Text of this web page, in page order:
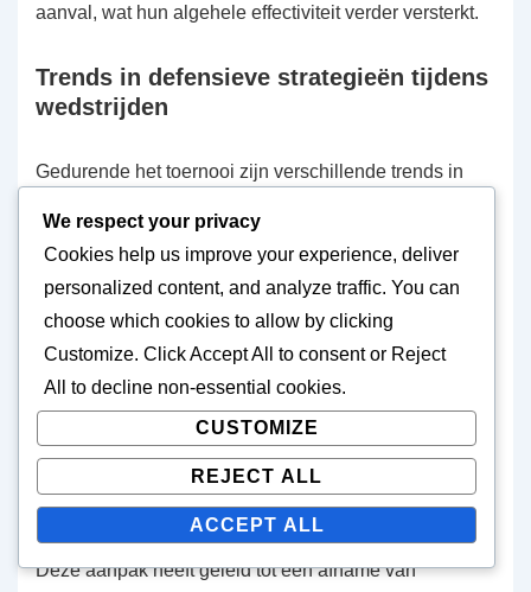
aanval, wat hun algehele effectiviteit verder versterkt.
Trends in defensieve strategieën tijdens
wedstrijden
Gedurende het toernooi zijn verschillende trends in
opvallende trend is het toenemende gebruik van hoge
druk, waarbij teams druk uitoefenen op tegenstanders
in hun defensieve derde. Deze strategie heeft
bewezen effectief te zijn in het forceren van
balverliezen en het creëren van scoringskansen,
Een andere trend is de nadruk op positioneel spel,
waarbij spelers specifieke rollen binnen hun formaties
behouden om defensieve stabiliteit te waarborgen.
Deze aanpak heeft geleid tot een afname van
We respect your privacy
Cookies help us improve your experience, deliver
personalized content, and analyze traffic. You can
choose which cookies to allow by clicking
Customize. ClickAccept All to consent or Reject
All
to decline non-essential cookies.
CUSTOMIZE
REJECT ALL
ACCEPT ALL